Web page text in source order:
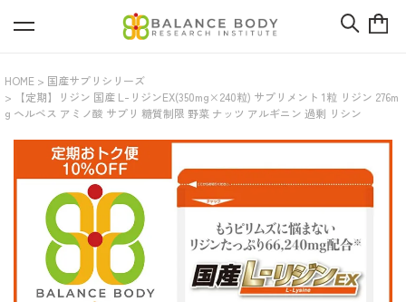
HOME
国産サプリシリーズ
【定期】リジン 国産 L-リジンEX(350mg×240粒) サプリメント 1粒 リジン 276m
g ヘルペス アミノ酸 サプリ 糖質制限 野菜 ナッツ アルギニン 過剰 リシン